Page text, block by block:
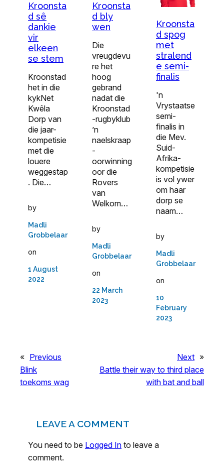
Kroonsta
d sê
dankie
vir
elkeen
se stem
Kroonstad
het in die
kykNet
Kwêla
Dorp van
die jaar-
kompetisie
met die
louere
weggestap
. Die…
by
Madli
Grobbelaar
on
1 August
2022
Kroonsta
d bly
wen
Die
vreugdevu
re het
hoog
gebrand
nadat die
Kroonstad
-rugbyklub
’n
naelskraap
-
oorwinning
oor die
Rovers
van
Welkom…
by
Madli
Grobbelaar
on
22 March
2023
Kroonsta
d spog
met
stralend
e semi-
finalis
'n
Vrystaatse
semi-
finalis in
die Mev.
Suid-
Afrika-
kompetisie
is vol ywer
om haar
dorp se
naam…
by
Madli
Grobbelaar
on
10
February
2023
« Previous
Blink
toekoms wag
Next »
Battle their way to third place
with bat and ball
LEAVE A COMMENT
You need to be Logged In to leave a
comment.